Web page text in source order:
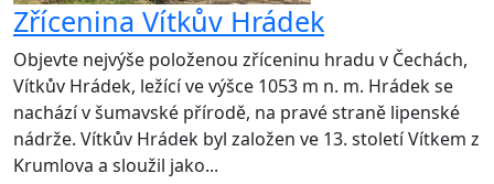
Zřícenina Vítkův Hrádek
Objevte nejvýše položenou zříceninu hradu v Čechách,
Vítkův Hrádek, ležící ve výšce 1053 m n. m. Hrádek se
nachází v šumavské přírodě, na pravé straně lipenské
nádrže. Vítkův Hrádek byl založen ve 13. století Vítkem z
Krumlova a sloužil jako...